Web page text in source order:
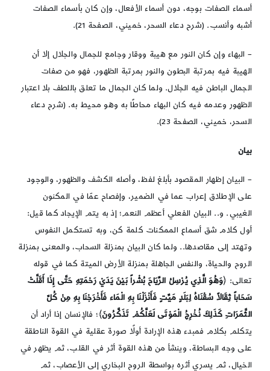
أسماء الصفات بوجه، دون أسماء الأفعال، وإن كان بأسماء الصفات
أشبه وأنسب. (شرح دعاء السحر، خميني، الصفحة 21).
– البهاء وإن كان النور مع هيبة ووقار وجامع للجمال والجلال إلا أن
الهيبة فيه بمرتبة البطون والنور بمرتبة الظهور، فهو من صفات
الجمال الباطن فيه الجلال. ولما كان الجمال ما تعلق باللطف بلا اعتبار
الظهور وعدمه فيه كان البهاء محاطًا به وهو محيط به. (شرح دعاء
السحر، خميني، الصفحة 23).
بيان
– البيان إظهار المقصود بأبلغ لفظ، وأصله الكشف والظهور، والوجود
على الإطلاق إعراب عما في الضمير، وإفصاح عمّا في المكنون
الغيبي. و.. البيان الفعلي أعظم النعم؛ إذ به يتم الإيجاد كما قيل:
أول كلام شق أسماع الممكنات كلمة كن، وبه تستكمل النفوس
وتهتد إلى مقاصدها.. ولما كان البيان بمنزلة السحاب، والمعنى بمنزلة
الروح والحياة، والنفس الجاهلة بمنزلة الأرض الميتة كما في قوله
تعالى: ﴿وَهُوَ الَّذِي يُرْسِلُ الرِّيَاحَ بُشْراً بَيْنَ يَدَيْ رَحْمَتِهِ حَتَّى إِذَا أَقَلَّتْ
سَحَاباً ثِقَالاً سُقْنَاهُ لِبَلَدٍ مَيِّتٍ فَأَنْزَلْنَا بِهِ الْمَاء فَأَخْرَجْنَا بِهِ مِنْ كُلِّ
الثَّمَرَاتِ كَذَلِكَ نُخْرِجُ الْمَوْتَى لَعَلَّكُمْ تَذَكَّرُونَ﴾؛ فالإنسان إذا أراد أن
يتكلم بكلام فمبدء هذه الإرادة أولًا صورة عقلية في القوة الناطقة
على وجه البساطة، وينشأ من هذه القوة أثر في القلب، ثم يظهر في
الخيال، ثم يسري أثره بواسطة الروح البخاري إلى الأعصاب، ثم